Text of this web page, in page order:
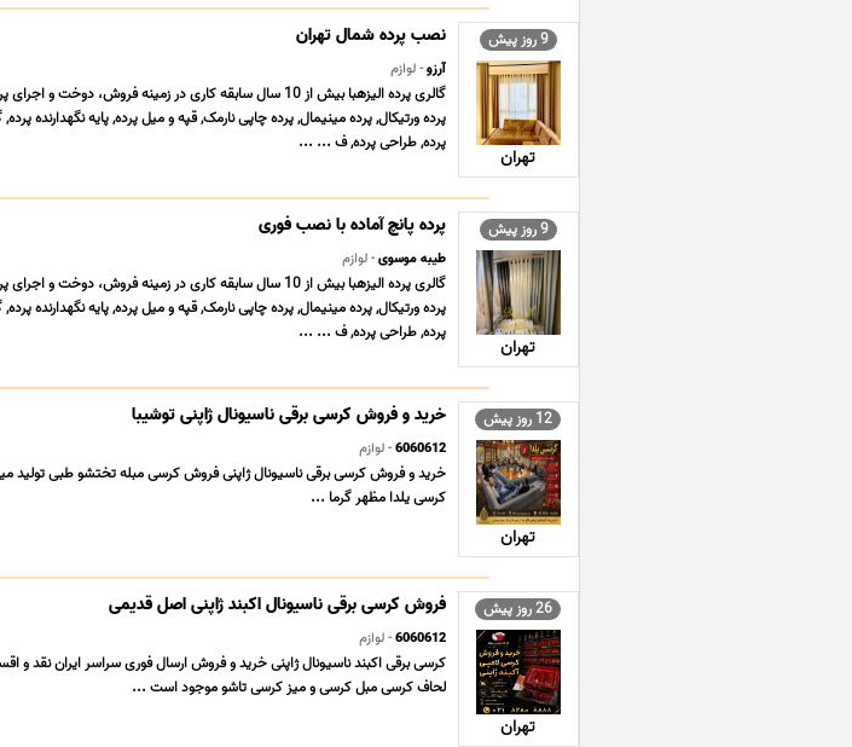
9 روز پیش
تهران
نصب پرده شمال تهران
آرزو- لوازم
گالری پرده الیزهبا بیش از 10 سال سابقه کاری در زمینه فروش،
پرده ورتیکال, پرده مینیمال, پرده چاپی نارمک, قپه و میل پرده, پایه نگهدارنده
پرده, طراحی پرده, ف ... ...
9 روز پیش
تهران
پرده پانچ آماده با نصب فوری
طیبه موسوی- لوازم
گالری پرده الیزهبا بیش از 10 سال سابقه کاری در زمینه فروش،
پرده ورتیکال, پرده مینیمال, پرده چاپی نارمک, قپه و میل پرده, پایه نگهدارنده
پرده, طراحی پرده, ف ... ...
12 روز پیش
تهران
خرید و فروش کرسی برقی ناسیونال ژاپنی توشیبا
6060612- لوازم
خرید و فروش کرسی برقی ناسیونال ژاپنی فروش کرسی مبله تختشو طبی تولید
کرسی یلدا مظهر گرما ...
26 روز پیش
تهران
فروش کرسی برقی ناسیونال اکبند ژاپنی اصل قدیمی
6060612- لوازم
لحاف کرسی مبل کرسی و میز کرسی تاشو موجود است ...